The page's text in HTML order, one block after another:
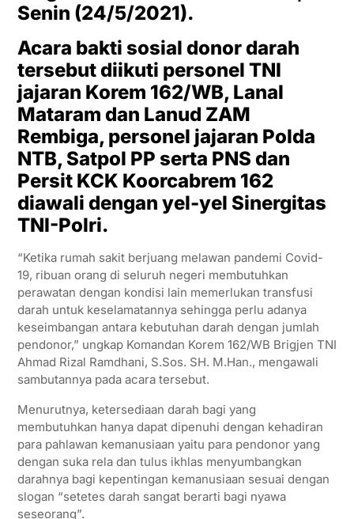
Senin (24/5/2021).
Acara bakti sosial donor darah
tersebut diikuti personel TNI
jajaran Korem 162/WB, Lanal
Mataram dan Lanud ZAM
Rembiga, personel jajaran Polda
NTB, Satpol PP serta PNS dan
Persit KCK Koorcabrem 162
diawali dengan yel-yel Sinergitas
TNI-Polri.
“Ketika rumah sakit berjuang melawan pandemi Covid-
19, ribuan orang di seluruh negeri membutuhkan
perawatan dengan kondisi lain memerlukan transfusi
darah untuk keselamatannya sehingga perlu adanya
keseimbangan antara kebutuhan darah dengan jumlah
pendonor,” ungkap Komandan Korem 162/WB Brigjen TNI
Ahmad Rizal Ramdhani, S.Sos. SH. M.Han., mengawali
sambutannya pada acara tersebut.
Menurutnya, ketersediaan darah bagi yang
membutuhkan hanya dapat dipenuhi dengan kehadiran
para pahlawan kemanusiaan yaitu para pendonor yang
dengan suka rela dan tulus ikhlas menyumbangkan
darahnya bagi kepentingan kemanusiaan sesuai dengan
slogan “setetes darah sangat berarti bagi nyawa
seseorang”.